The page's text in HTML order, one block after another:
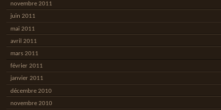
novembre 2011
juin 2011
mai 2011
avril 2011
mars 2011
février 2011
janvier 2011
décembre 2010
novembre 2010